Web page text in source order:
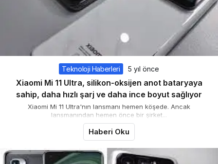
Teknoloji Haberleri 5 yıl önce
Xiaomi Mi 11 Ultra, silikon-oksijen anot bataryaya
sahip, daha hızlı şarj ve daha ince boyut sağlıyor
Xiaomi Mi 11 Ultra'nın lansmanı hemen köşede. Ancak
lansmanından hemen önce bir şirket...
Haberi Oku